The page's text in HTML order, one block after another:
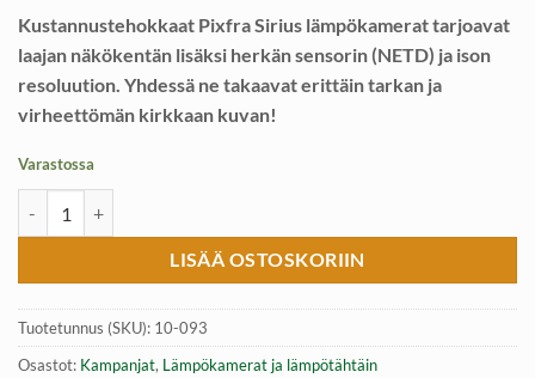
Kustannustehokkaat Pixfra Sirius lämpökamerat tarjoavat
laajan näkökentän lisäksi herkän sensorin (NETD) ja ison
resoluution. Yhdessä ne takaavat erittäin tarkan ja
virheettömän kirkkaan kuvan!
Varastossa
LISÄÄ OSTOSKORIIN
Tuotetunnus (SKU): 10-093
Osastot: Kampanjat, Lämpökamerat ja lämpötähtäin